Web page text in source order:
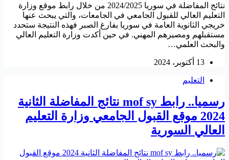
نتائج المفاضلة في سوريا 2024/2025 من خلال رابط موقع وزارة
التعليم العالي للقبول الجامعي في الجامعات، والتي يبحث عنها
خريجي الثانوية العامة في سوريا بفارغ الصبر فهذه النتيجة ستحدد
مستقبلهم ومصيرهم المهني. في حين أكدت وزارة التعليم العالي
والبحث العلمي…
13 أكتوبر، 2024
التعليم
رسميا.. رابط mof sy نتائج المفاضلة الثانية
2024 موقع القبول الجامعي وزارة التعليم
العالي السورية